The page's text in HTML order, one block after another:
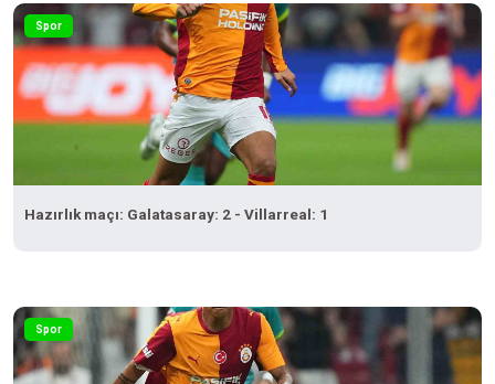
Spor
Hazırlık maçı: Galatasaray: 2 - Villarreal: 1
Spor